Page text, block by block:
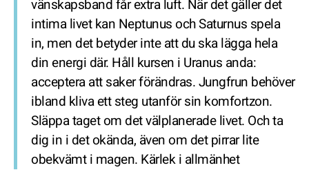
vänskapsband får extra luft. När det gäller det
intima livet kan Neptunus och Saturnus spela
in, men det betyder inte att du ska lägga hela
din energi där. Håll kursen i Uranus anda:
acceptera att saker förändras. Jungfrun behöver
ibland kliva ett steg utanför sin komfortzon.
Släppa taget om det välplanerade livet. Och ta
dig in i det okända, även om det pirrar lite
obekvämt i magen. Kärlek i allmänhet